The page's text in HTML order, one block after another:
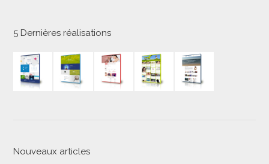
5 Dernières réalisations
Nouveaux articles